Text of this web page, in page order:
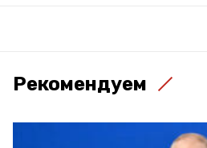
Рекомендуем